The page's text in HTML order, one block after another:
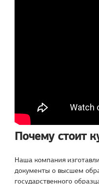
Почему стоит
Наша компания
документы о высшем
государственного